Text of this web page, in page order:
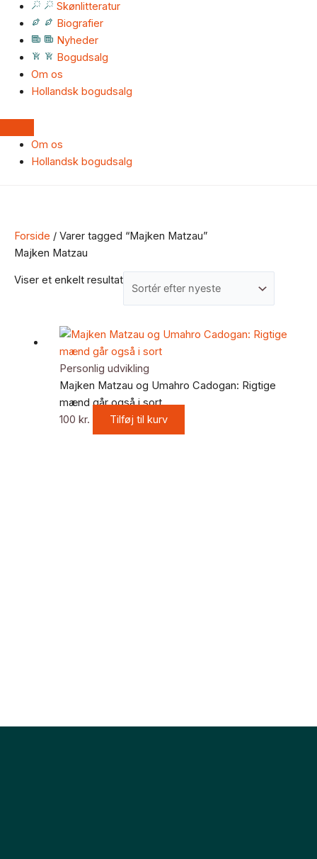
Skønlitteratur
Biografier
Nyheder
Bogudsalg
Om os
Hollandsk bogudsalg
Om os
Hollandsk bogudsalg
Forside / Varer tagged “Majken Matzau”
Majken Matzau
Viser et enkelt resultat
Personlig udvikling
Majken Matzau og Umahro Cadogan: Rigtige
mænd går også i sort
100 kr. Tilføj til kurv